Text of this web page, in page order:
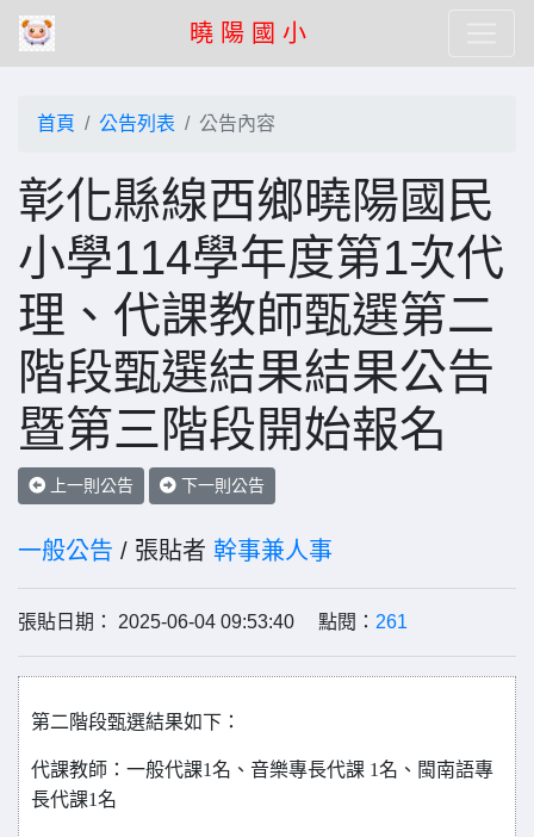
曉 陽 國 小
首頁 公告列表 公告內容
彰化縣線西鄉曉陽國民
小學114學年度第1次代
理、代課教師甄選第二
階段甄選結果結果公告
暨第三階段開始報名
上一則公告 下一則公告
一般公告 / 張貼者 幹事兼人事
張貼日期： 2025-06-04 09:53:40 點閱： 261
第二階段甄選結果如下 ：
代課教師：一般代課1名、音樂專長代課 1名、閩南語專
長代課1名